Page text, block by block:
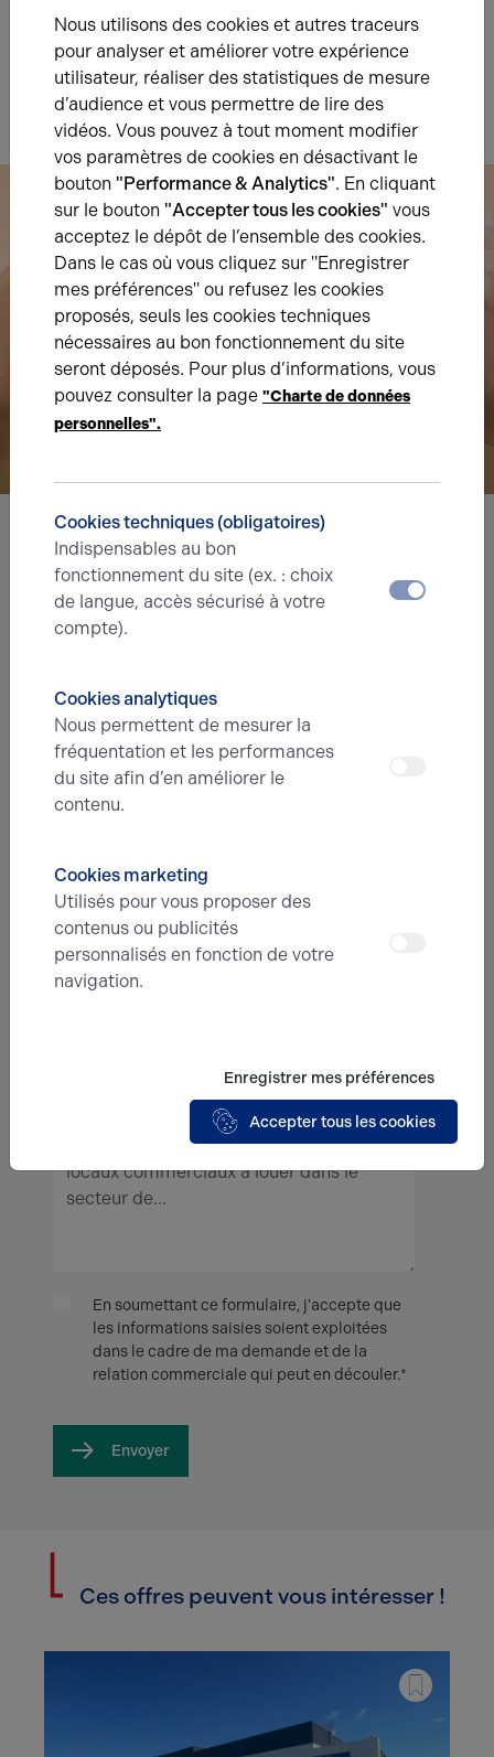
Indice d'émission de gaz à effet de serre
Diagnostic GES en cours
Nous avons hâte de vous lire,
prenez contact !
Prénom*
N° de téléphone*
En soumettant ce formulaire, j'accepte que
les informations saisies soient exploitées
dans le cadre de ma demande et de la
relation commerciale qui peut en découler.*
Envoyer
Ces offres peuvent vous intéresser !
Nous utilisons des cookies et autres traceurs
pour analyser et améliorer votre expérience
utilisateur, réaliser des statistiques de mesure
d’audience et vous permettre de lire des
vidéos. Vous pouvez à tout moment modifier
vos paramètres de cookies en désactivant le
bouton "Performance & Analytics". En cliquant
sur le bouton "Accepter tous les cookies" vous
acceptez le dépôt de l’ensemble des cookies.
Dans le cas où vous cliquez sur "Enregistrer
mes préférences" ou refusez les cookies
proposés, seuls les cookies techniques
nécessaires au bon fonctionnement du site
seront déposés. Pour plus d’informations, vous
pouvez consulter la page "Charte de données
personnelles".
Cookies techniques (obligatoires)
Indispensables au bon
fonctionnement du site (ex. : choix
de langue, accès sécurisé à votre
compte).
Cookies analytiques
Nous permettent de mesurer la
fréquentation et les performances
du site afin d’en améliorer le
contenu.
Cookies marketing
Utilisés pour vous proposer des
contenus ou publicités
personnalisés en fonction de votre
navigation.
Enregistrer mes préférences
Accepter tous les cookies